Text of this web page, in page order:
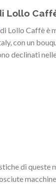
Lollo
Lollo Caffè è
con un
declinati
di queste